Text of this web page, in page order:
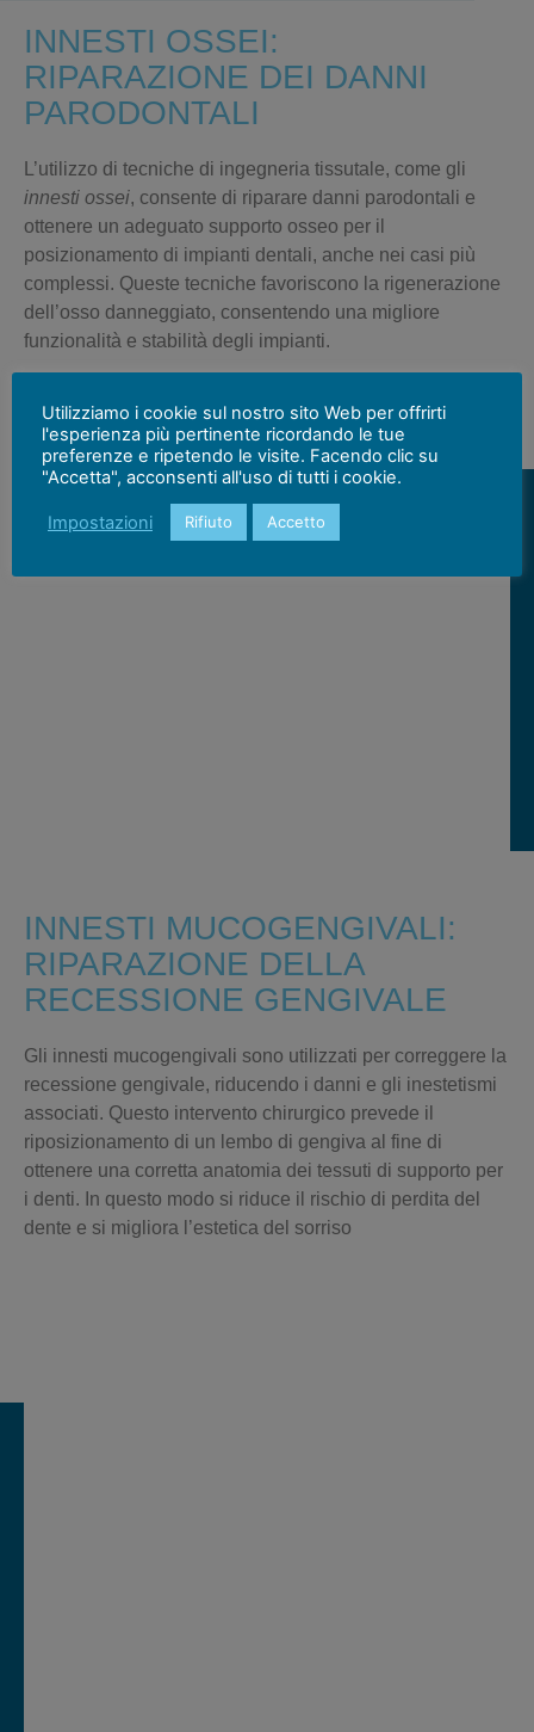
INNESTI OSSEI:
RIPARAZIONE DEI DANNI
PARODONTALI
L’utilizzo di tecniche di ingegneria tissutale, come gli
innesti ossei, consente di riparare danni parodontali e
ottenere un adeguato supporto osseo per il
posizionamento di impianti dentali, anche nei casi più
complessi. Queste tecniche favoriscono la rigenerazione
dell’osso danneggiato, consentendo una migliore
funzionalità e stabilità degli impianti.
INNESTI MUCOGENGIVALI:
RIPARAZIONE DELLA
RECESSIONE GENGIVALE
Gli innesti mucogengivali sono utilizzati per correggere la
recessione gengivale, riducendo i danni e gli inestetismi
associati. Questo intervento chirurgico prevede il
riposizionamento di un lembo di gengiva al fine di
ottenere una corretta anatomia dei tessuti di supporto per
i denti. In questo modo si riduce il rischio di perdita del
dente e si migliora l’estetica del sorriso
Utilizziamo i cookie sul nostro sito Web per offrirti
l'esperienza più pertinente ricordando le tue
preferenze e ripetendo le visite. Facendo clic su
"Accetta", acconsenti all'uso di tutti i cookie.
Impostazioni Rifiuto Accetto